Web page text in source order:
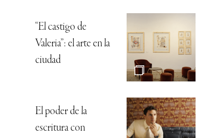
“El castigo de
Valeria”: el arte en la
ciudad
El poder de la
escritura con